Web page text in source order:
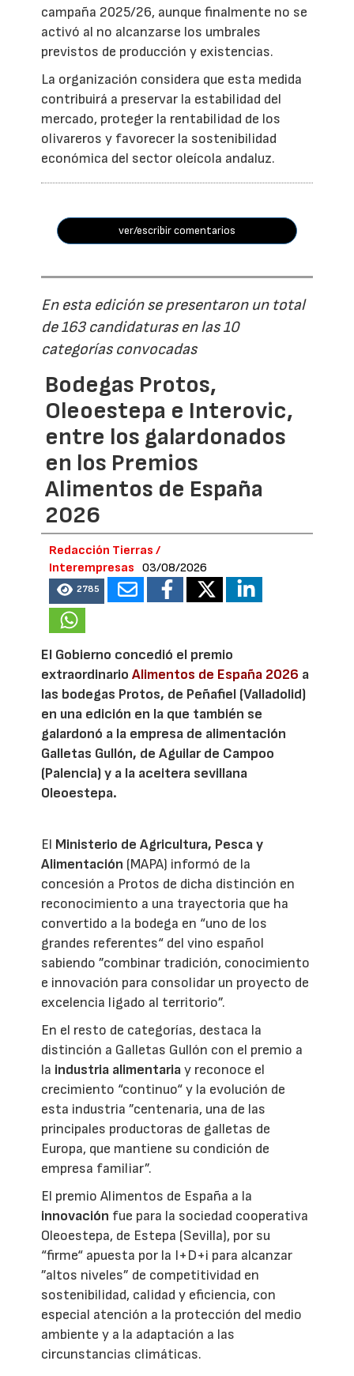
campaña 2025/26, aunque finalmente no se
activó al no alcanzarse los umbrales
previstos de producción y existencias.
La organización considera que esta medida
contribuirá a preservar la estabilidad del
mercado, proteger la rentabilidad de los
olivareros y favorecer la sostenibilidad
económica del sector oleícola andaluz.
ver/escribir comentarios
En esta edición se presentaron un total
de 163 candidaturas en las 10
categorías convocadas
Bodegas Protos,
Oleoestepa e Interovic,
entre los galardonados
en los Premios
Alimentos de España
2026
Redacción Tierras /
Interempresas
03/08/2026
2785
El Gobierno concedió el premio
extraordinarioAlimentos de España 2026 a
las bodegas Protos, de Peñafiel (Valladolid)
en una edición en la que también se
galardonó a la empresa de alimentación
Galletas Gullón, de Aguilar de Campoo
(Palencia) y a la aceitera sevillana
Oleoestepa.
El Ministerio de Agricultura, Pesca y
Alimentación (MAPA) informó de la
concesión a Protos de dicha distinción en
reconocimiento a una trayectoria que ha
convertido a la bodega en “uno de los
grandes referentes“ del vino español
sabiendo ”combinar tradición, conocimiento
e innovación para consolidar un proyecto de
excelencia ligado al territorio”.
En el resto de categorías, destaca la
distinción a Galletas Gullón con el premio a
la industria alimentariay reconoce el
crecimiento “continuo“ y la evolución de
esta industria ”centenaria, una de las
principales productoras de galletas de
Europa, que mantiene su condición de
empresa familiar”.
El premio Alimentos de España a la
innovación fue para la sociedad cooperativa
Oleoestepa, de Estepa (Sevilla), por su
“firme“ apuesta por la I+D+i para alcanzar
”altos niveles” de competitividad en
sostenibilidad, calidad y eficiencia, con
especial atención a la protección del medio
ambiente y a la adaptación a las
circunstancias climáticas.